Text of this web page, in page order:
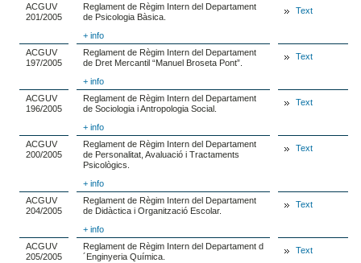
ACGUV
201/2005
Reglament de Règim Intern del Departament
de Psicologia Bàsica.
+ info
Text
ACGUV
197/2005
Reglament de Règim Intern del Departament
de Dret Mercantil “Manuel Broseta Pont”.
+ info
Text
ACGUV
196/2005
Reglament de Règim Intern del Departament
de Sociologia i Antropologia Social.
+ info
Text
ACGUV
200/2005
Reglament de Règim Intern del Departament
de Personalitat, Avaluació i Tractaments
Psicològics.
+ info
Text
ACGUV
204/2005
Reglament de Règim Intern del Departament
de Didàctica i Organització Escolar.
+ info
Text
ACGUV
205/2005
Reglament de Règim Intern del Departament d
´Enginyeria Química.
Text